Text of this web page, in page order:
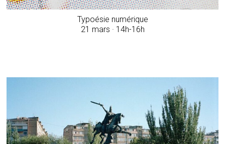
Typoésie numérique
21 mars · 14h-16h